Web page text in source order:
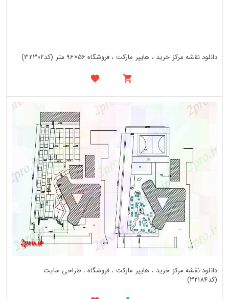
دانلود نقشه مرکز خرید ، هایپر مارکت ، فروشگاه 56×96 متر (کد32302)
دانلود نقشه مرکز خرید ، هایپر مارکت ، فروشگاه ، طراحی سایت
(کد32184)